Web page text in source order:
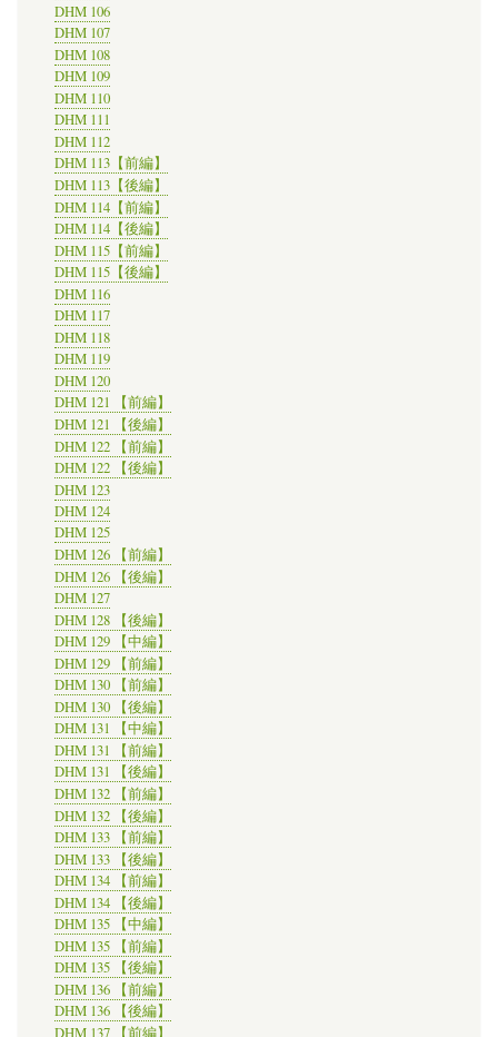
DHM 106
DHM 107
DHM 108
DHM 109
DHM 110
DHM 111
DHM 112
DHM 113【前編】
DHM 113【後編】
DHM 114【前編】
DHM 114【後編】
DHM 115【前編】
DHM 115【後編】
DHM 116
DHM 117
DHM 118
DHM 119
DHM 120
DHM 121 【前編】
DHM 121 【後編】
DHM 122 【前編】
DHM 122 【後編】
DHM 123
DHM 124
DHM 125
DHM 126 【前編】
DHM 126 【後編】
DHM 127
DHM 128 【後編】
DHM 129 【中編】
DHM 129 【前編】
DHM 130 【前編】
DHM 130 【後編】
DHM 131 【中編】
DHM 131 【前編】
DHM 131 【後編】
DHM 132 【前編】
DHM 132 【後編】
DHM 133 【前編】
DHM 133 【後編】
DHM 134 【前編】
DHM 134 【後編】
DHM 135 【中編】
DHM 135 【前編】
DHM 135 【後編】
DHM 136 【前編】
DHM 136 【後編】
DHM 137 【前編】